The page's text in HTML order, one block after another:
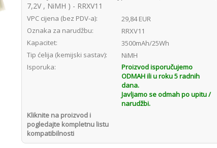
7,2V , NiMH ) - RRXV11
VPC cijena (bez PDV-a):
29,84 EUR
Oznaka za narudžbu:
RRXV11
Kapacitet:
3500mAh/25Wh
Tip ćelija (kemijski sastav):
NiMH
Isporuka:
Proizvod isporučujemo
ODMAH ili u roku 5 radnih
dana.
Javljamo se odmah po upitu /
narudžbi.
Kliknite na proizvod i
pogledajte kompletnu listu
kompatibilnosti